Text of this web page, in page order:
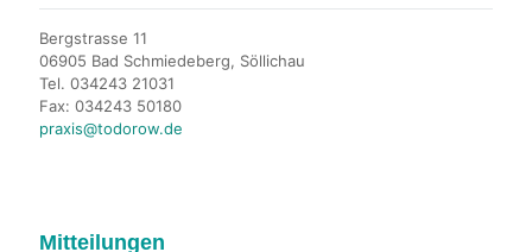
Bergstrasse 11
06905 Bad Schmiedeberg, Söllichau
Tel. 034243 21031
Fax: 034243 50180
praxis@todorow.de
Mitteilungen